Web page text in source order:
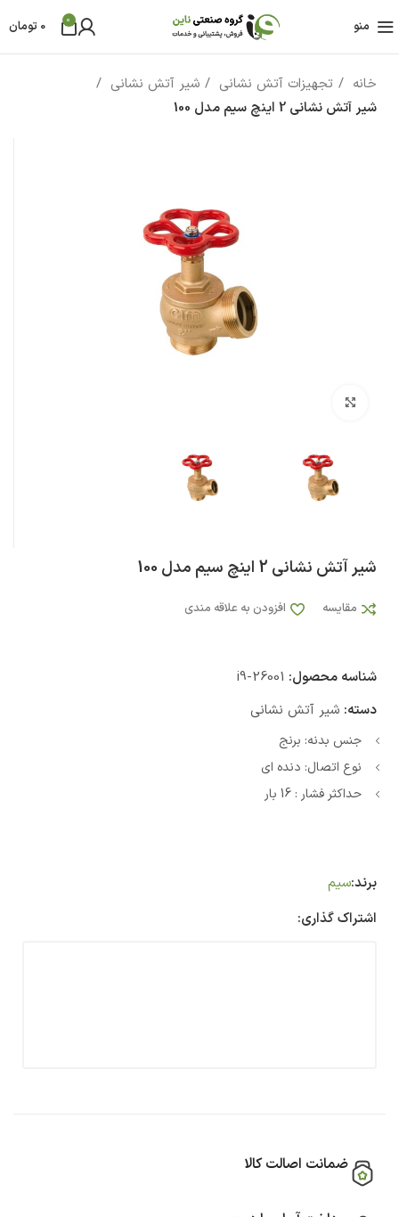
منو 0
0 تومان
خانه تجهیزات آتش نشانی
شیر آتش نشانی
شیر آتش نشانی 2 اینچ سیم مدل 100
شیر آتش نشانی 2 اینچ سیم مدل 100
مقایسه افزودن به علاقه مندی
شناسه محصول: i9-26001
دسته: شیر آتش نشانی
جنس بدنه: برنج
نوع اتصال: دنده ای
حداکثر فشار : 16 بار
برند:سیم
اشتراک گذاری:
ضمانت اصالت کالا